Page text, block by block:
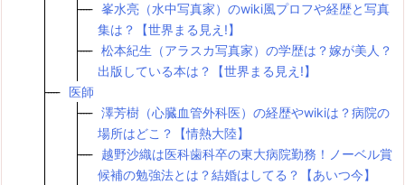
峯水亮（水中写真家）のwiki風プロフや経歴と写真
集は？【世界まる見え!】
松本紀生（アラスカ写真家）の学歴は？嫁が美人？
出版している本は？【世界まる見え!】
医師
澤芳樹（心臓血管外科医）の経歴やwikiは？病院の
場所はどこ？【情熱大陸】
越野沙織は医科歯科卒の東大病院勤務！ノーベル賞
候補の勉強法とは？結婚はしてる？【あいつ今】